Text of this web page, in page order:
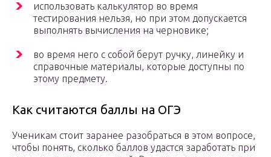
использовать калькулятор во время
тестирования нельзя, но при этом допускается
выполнять вычисления на черновике;
во время него с собой берут ручку, линейку и
справочные материалы, которые доступны по
этому предмету.
Как считаются баллы на ОГЭ
Ученикам стоит заранее разобраться в этом вопросе,
чтобы понять, сколько баллов удастся заработать при